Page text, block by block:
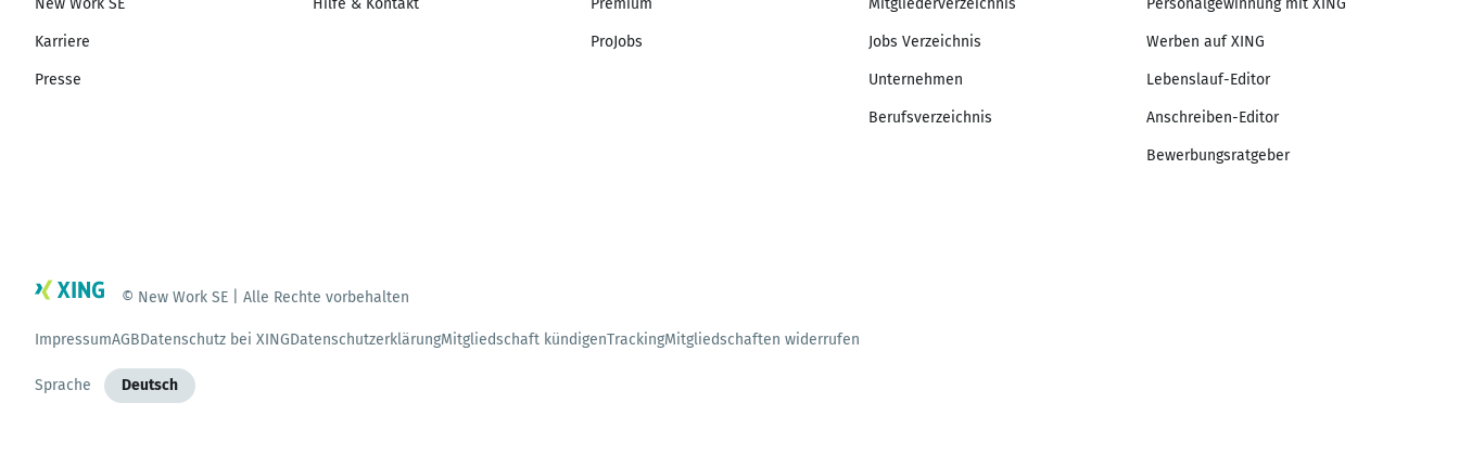
New Work SE
Karriere
Presse
Hilfe & Kontakt Premium
ProJobs
Mitgliederverzeichnis
Jobs Verzeichnis
Unternehmen
Berufsverzeichnis
Personalgewinnung mit XING
Werben auf XING
Lebenslauf-Editor
Anschreiben-Editor
Bewerbungsratgeber
© New Work SE | Alle Rechte vorbehalten
ImpressumAGBDatenschutz bei XINGDatenschutzerklärungMitgliedschaft kündigenTrackingMitgliedschaften widerrufen
Sprache Deutsch